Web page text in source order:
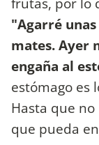
"Agarré
mates. Ayer
engaña al
estómago es
Hasta que
que pueda